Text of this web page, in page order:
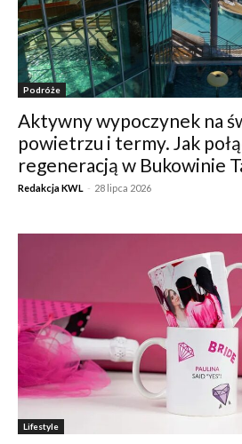
Podróże
Aktywny wypoczynek na
powietrzu i termy. Jak
regeneracją w Bukowinie
Redakcja KWL - 28 lipca 2026
Lifestyle